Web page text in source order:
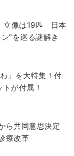
立像は19匹 日本
”を巡る謎解き
」を大特集！付
が付属！
ら共同意思決定
療改革